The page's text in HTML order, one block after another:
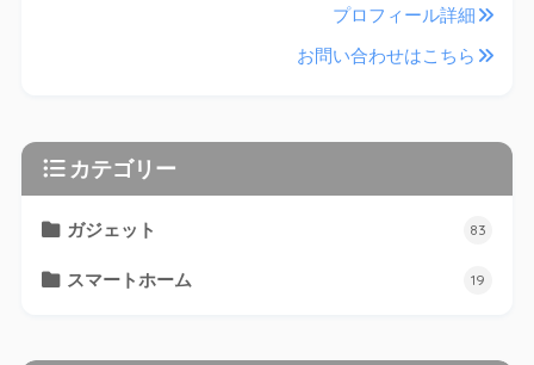
プロフィール詳細
お問い合わせはこちら
カテゴリー
ガジェット 83
スマートホーム 19